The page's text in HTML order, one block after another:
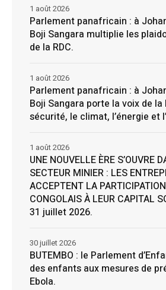
Parlement panafricain : à
Boji Sangara multiplie les
de la RDC.
1 août 2026
Parlement panafricain : à
Boji Sangara porte la voix de la
sécurité, le climat, l’énergie et
1 août 2026
UNE NOUVELLE ÈRE S’OUVRE
SECTEUR MINIER : LES
ACCEPTENT LA
CONGOLAIS À LEUR CAPITAL
31 juillet 2026.
1 août 2026
BUTEMBO : le Parlement
des enfants aux mesures de
Ebola.
30 juillet 2026